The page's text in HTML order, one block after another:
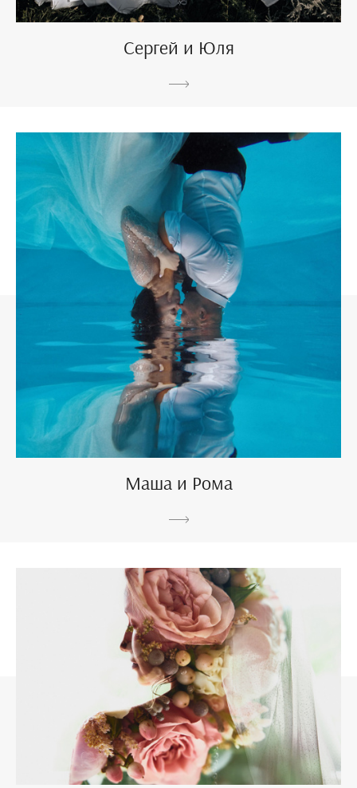
Сергей и Юля
Маша и Рома